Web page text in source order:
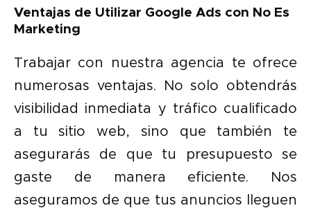
Ventajas de Utilizar Google Ads con No Es
Marketing
Trabajar con nuestra agencia te ofrece
numerosas ventajas. No solo obtendrás
visibilidad inmediata y tráfico cualificado
a tu sitio web, sino que también te
asegurarás de que tu presupuesto se
gaste de manera eficiente. Nos
aseguramos de que tus anuncios lleguen